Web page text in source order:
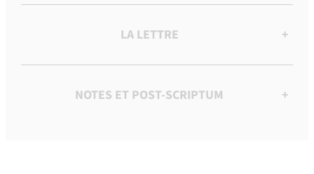
LA LETTRE +
NOTES ET POST-SCRIPTUM +